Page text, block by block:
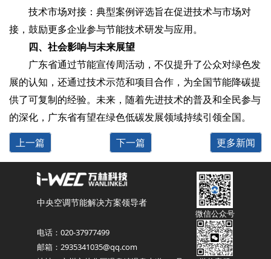
技术市场对接：典型案例评选旨在促进技术与市场对
接，鼓励更多企业参与节能技术研发与应用。
四、社会影响与未来展望
广东省通过节能宣传周活动，不仅提升了公众对绿色发
展的认知，还通过技术示范和项目合作，为全国节能降碳提
供了可复制的经验。未来，随着先进技术的普及和全民参与
的深化，广东省有望在绿色低碳发展领域持续引领全国。
上一篇 下一篇 更多新闻
中央空调节能解决方案领导者
电话：020-37977499
邮箱：2935341035@qq.com
微信公众号